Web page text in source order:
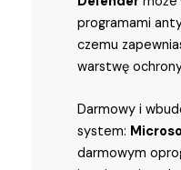
programami
czemu
warstwę
Darmowy i
system:
darmowym